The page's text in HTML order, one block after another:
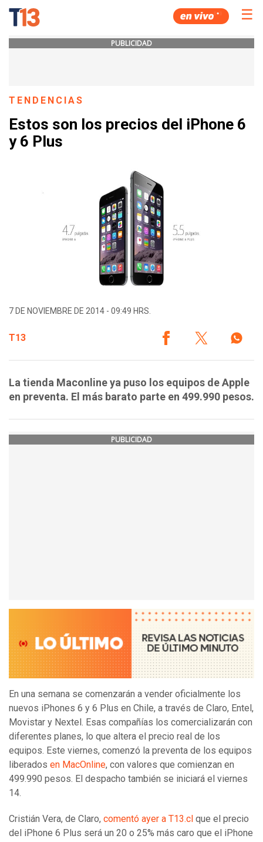
☰
PUBLICIDAD
TENDENCIAS
Estos son los precios del iPhone 6
y 6 Plus
7 DE NOVIEMBRE DE 2014 - 09:49 HRS.
T13
La tienda Maconline ya puso los equipos de Apple
en preventa. El más barato parte en 499.990 pesos.
PUBLICIDAD
En una semana se comenzarán a vender oficialmente los
nuevos iPhones 6 y 6 Plus en Chile, a través de Claro, Entel,
Movistar y Nextel. Esas compañías los comercializarán con
diferentes planes, lo que altera el precio real de los
equipos. Este viernes, comenzó la preventa de los equipos
liberados en MacOnline, con valores que comienzan en
499.990 pesos. El despacho también se iniciará el viernes
14.
Cristián Vera, de Claro, comentó ayer a T13.cl que el precio
del iPhone 6 Plus será un 20 o 25% más caro que el iPhone